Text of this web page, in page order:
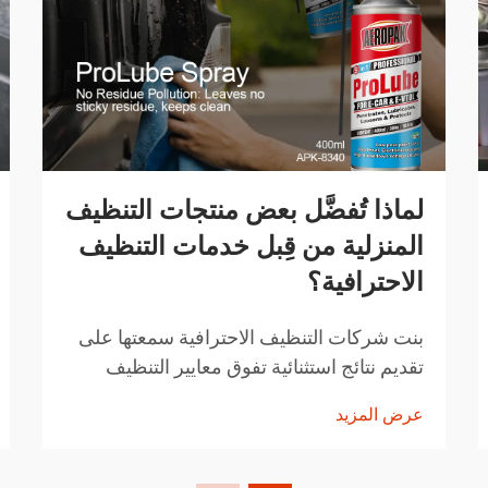
لماذا تُفضَّل بعض منتجات التنظيف
المنزلية من قِبل خدمات التنظيف
الاحترافية؟
بنت شركات التنظيف الاحترافية سمعتها على
تقديم نتائج استثنائية تفوق معايير التنظيف
اختيارات عشوائية، بل هي حلول تم اختيارها
عرض المزيد